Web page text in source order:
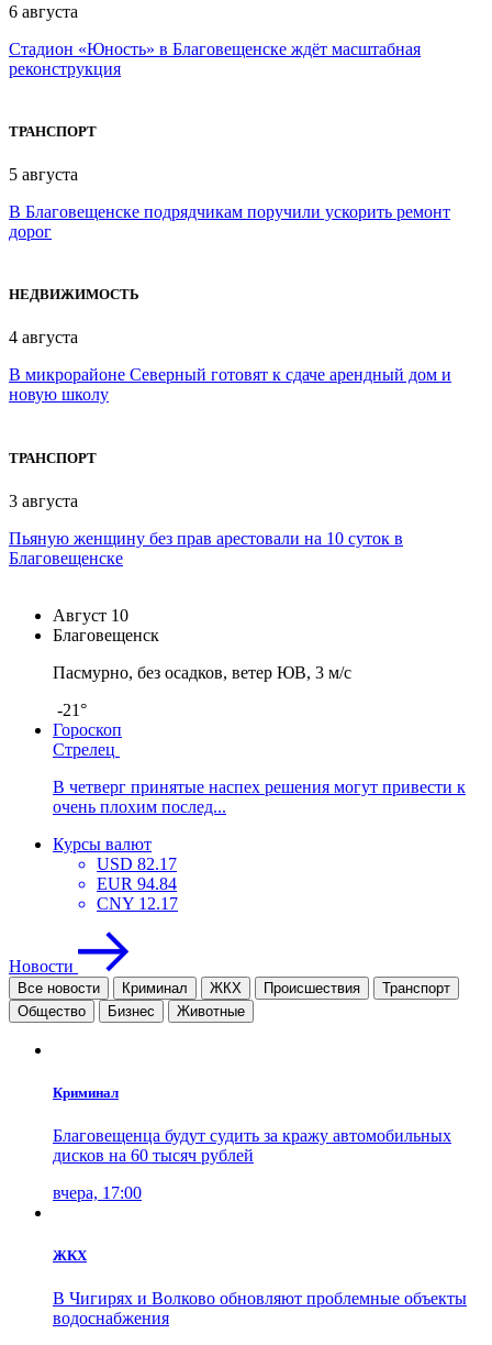
6 августа
Стадион «Юность» в Благовещенске ждёт масштабная
реконструкция
ТРАНСПОРТ
5 августа
В Благовещенске подрядчикам поручили ускорить ремонт
дорог
НЕДВИЖИМОСТЬ
4 августа
В микрорайоне Северный готовят к сдаче арендный дом и
новую школу
ТРАНСПОРТ
3 августа
Пьяную женщину без прав арестовали на 10 суток в
Благовещенске
Август 10
Благовещенск
Пасмурно, без осадков, ветер ЮВ, 3 м/с
-21°
Гороскоп
Стрелец
В четверг принятые наспех решения могут привести к
очень плохим послед...
Курсы валют
USD 82.17
EUR 94.84
CNY 12.17
Новости
Все новости Криминал ЖКХ Проиcшествия
Транспорт
Общество
Бизнес Животные
Криминал
Благовещенца будут судить за кражу автомобильных
дисков на 60 тысяч рублей
вчера, 17:00
ЖКХ
В Чигирях и Волково обновляют проблемные объекты
водоснабжения